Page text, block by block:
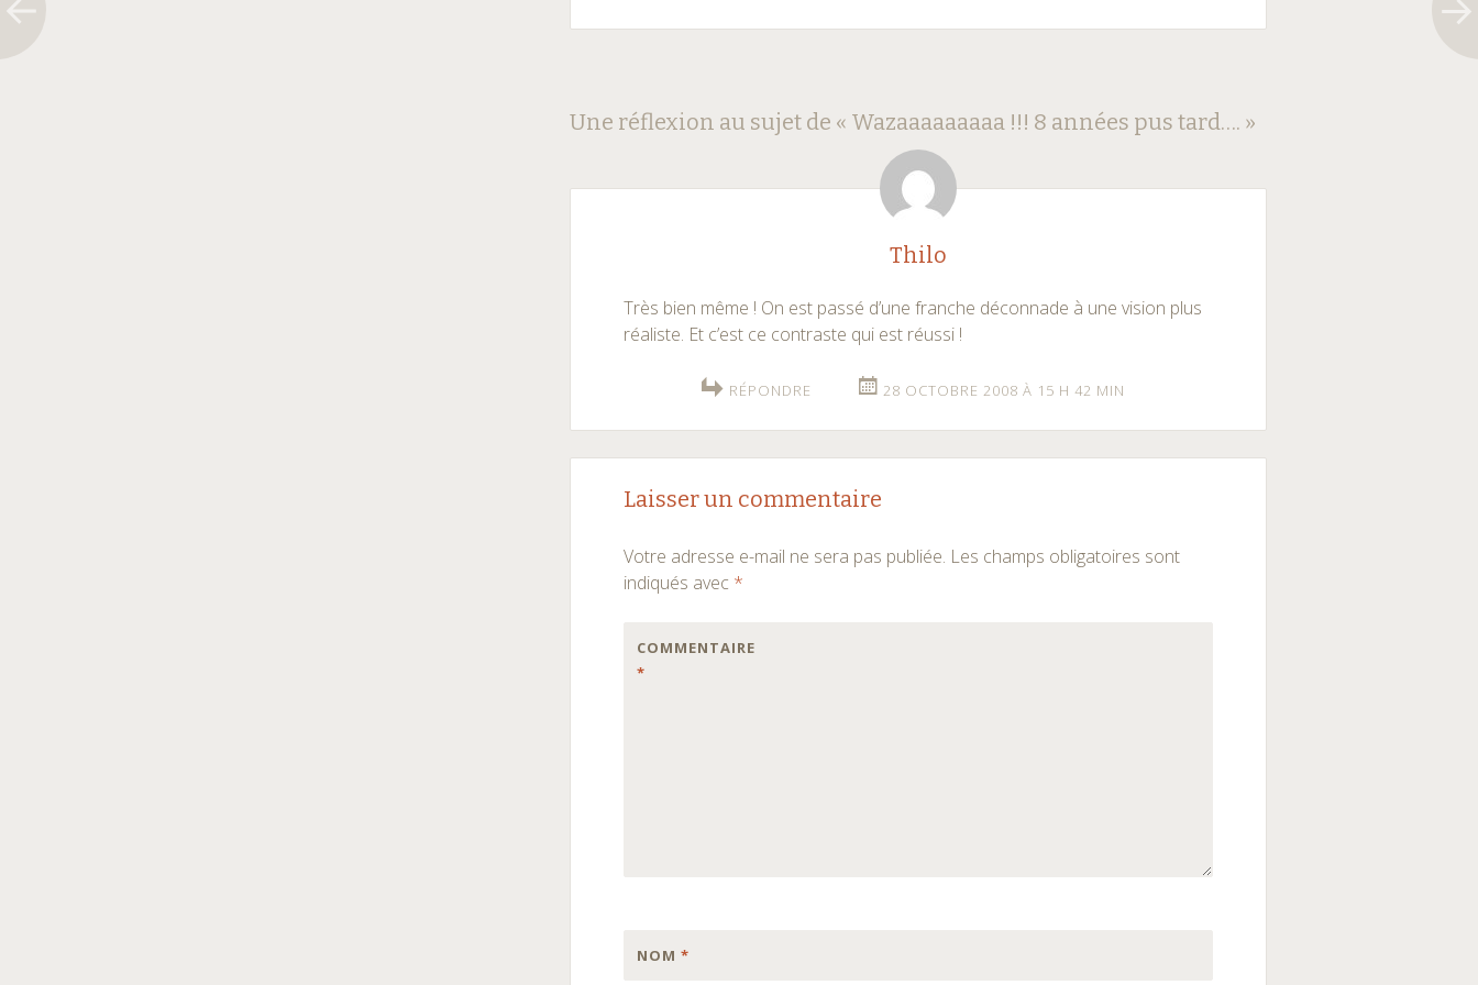
Navigation
des
←
→
Une réflexion au sujet de « Wazaaaaaaaaa !!! 8 années pus tard…. »
Thilo
Très bien même ! On est passé d’une franche déconnade à une vision plus
réaliste. Et c’est ce contraste qui est réussi !
RÉPONDRE 28 OCTOBRE 2008 À 15 H 42 MIN
Laisser un commentaire
Votre adresse e-mail ne sera pas publiée. Les champs obligatoires sont
indiqués avec *
COMMENTAIRE
*
NOM*